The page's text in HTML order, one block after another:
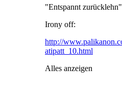
"Entspannt zurücklehn"
Irony off:
http://
atipatt_10.html
Alles anzeigen